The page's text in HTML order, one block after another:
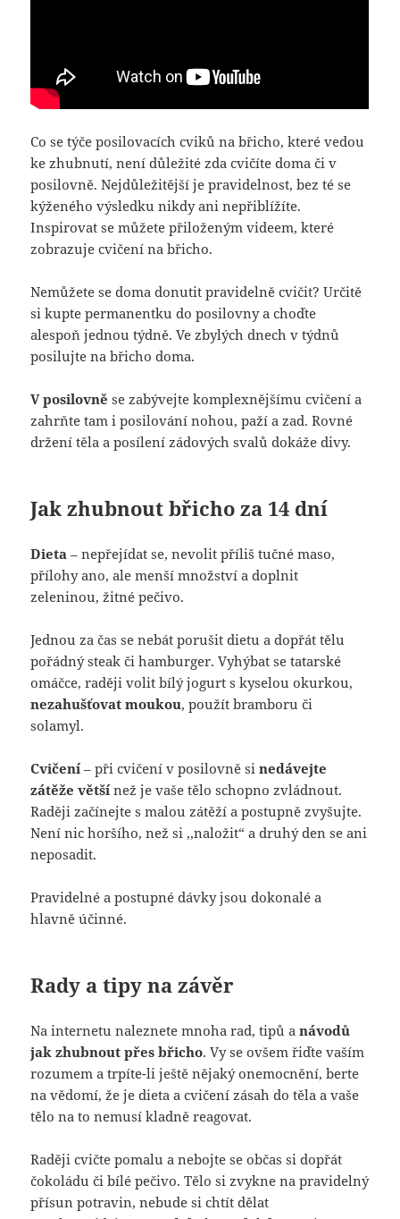
Co se týče posilovacích cviků na břicho, které vedou
ke zhubnutí, není důležité zda cvičíte doma či v
posilovně. Nejdůležitější je pravidelnost, bez té se
kýženého výsledku nikdy ani nepřiblížíte.
Inspirovat se můžete přiloženým videem, které
zobrazuje cvičení na břicho.
Nemůžete se doma donutit pravidelně cvičit? Určitě
si kupte permanentku do posilovny a choďte
alespoň jednou týdně. Ve zbylých dnech v týdnů
posilujte na břicho doma.
V posilovně se zabývejte komplexnějšímu cvičení a
zahrňte tam i posilování nohou, paží a zad. Rovné
držení těla a posílení zádových svalů dokáže divy.
Jak zhubnout břicho za 14 dní
Dieta – nepřejídat se, nevolit příliš tučné maso,
přílohy ano, ale menší množství a doplnit
zeleninou, žitné pečivo.
Jednou za čas se nebát porušit dietu a dopřát tělu
pořádný steak či hamburger. Vyhýbat se tatarské
omáčce, raději volit bílý jogurt s kyselou okurkou,
nezahušťovat moukou, použít bramboru či
solamyl.
Cvičení – při cvičení v posilovně sinedávejte
zátěže větší než je vaše tělo schopno zvládnout.
Raději začínejte s malou zátěží a postupně zvyšujte.
Není nic horšího, než si ,,naložit“ a druhý den se ani
neposadit.
Pravidelné a postupné dávky jsou dokonalé a
hlavně účinné.
Rady a tipy na závěr
Na internetu naleznete mnoha rad, tipů anávodů
jak zhubnout přes břicho. Vy se ovšem řiďte vaším
rozumem a trpíte-li ještě nějaký onemocnění, berte
na vědomí, že je dieta a cvičení zásah do těla a vaše
tělo na to nemusí kladně reagovat.
Raději cvičte pomalu a nebojte se občas si dopřát
čokoládu či bílé pečivo. Tělo si zvykne na pravidelný
přísun potravin, nebude si chtít dělat